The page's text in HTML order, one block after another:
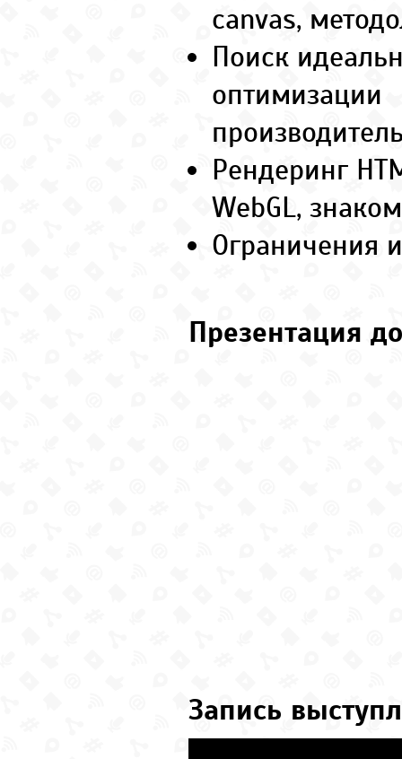
canvas,
Поиск
оптимизации
Рендеринг
WebGL,
Ограничения
Презентация
Запись